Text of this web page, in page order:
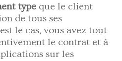
type que le client
de tous ses
le cas, vous avez tout
le contrat et à
sur les